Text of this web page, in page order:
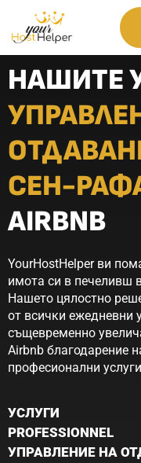
НАШИТЕ
СЕН-
AIRBNB
YourHostHelper ви
имота си в печеливш
Нашето цялостно
от всички ежедневни
същевременно
Airbnb благодарение
професионални
УСЛУГИ
PROFESSIONNEL
УПРАВЛЕНИЕ НА